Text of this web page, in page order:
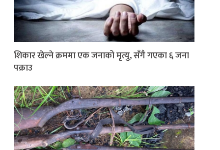
शिकार खेल्ने क्रममा एक जनाको मृत्यु, सँगै गएका ६ जना
पक्राउ